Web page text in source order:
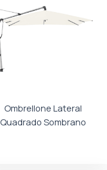
Ombrellone Lateral
Quadrado Sombrano